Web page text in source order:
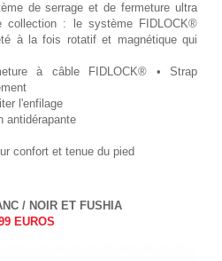
de serrage et de fermeture ultra
collection : le système FIDLOCK®
à la fois rotatif et magnétique qui
à câble FIDLOCK® • Strap
l'enfilage
antidérapante
confort et tenue du pied
/ NOIR ET FUSHIA
EUROS